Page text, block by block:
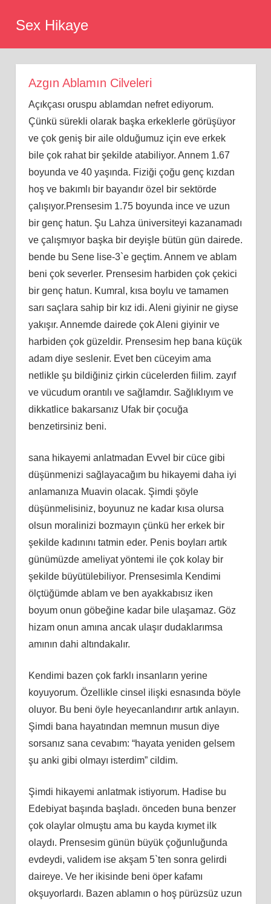
Sex Hikaye
Azgın Ablamın Cilveleri
Açıkçası oruspu ablamdan nefret ediyorum.
Çünkü sürekli olarak başka erkeklerle görüşüyor
ve çok geniş bir aile olduğumuz için eve erkek
bile çok rahat bir şekilde atabiliyor. Annem 1.67
boyunda ve 40 yaşında. Fiziği çoğu genç kızdan
hoş ve bakımlı bir bayandır özel bir sektörde
çalışıyor.Prensesim 1.75 boyunda ince ve uzun
bir genç hatun. Şu Lahza üniversiteyi kazanamadı
ve çalışmıyor başka bir deyişle bütün gün dairede.
bende bu Sene lise-3`e geçtim. Annem ve ablam
beni çok severler. Prensesim harbiden çok çekici
bir genç hatun. Kumral, kısa boylu ve tamamen
sarı saçlara sahip bir kız idi. Aleni giyinir ne giyse
yakışır. Annemde dairede çok Aleni giyinir ve
harbiden çok güzeldir. Prensesim hep bana küçük
adam diye seslenir. Evet ben cüceyim ama
netlikle şu bildiğiniz çirkin cücelerden fiilim. zayıf
ve vücudum orantılı ve sağlamdır. Sağlıklıyım ve
dikkatlice bakarsanız Ufak bir çocuğa
benzetirsiniz beni.
sana hikayemi anlatmadan Evvel bir cüce gibi
düşünmenizi sağlayacağım bu hikayemi daha iyi
anlamanıza Muavin olacak. Şimdi şöyle
düşünmelisiniz, boyunuz ne kadar kısa olursa
olsun moralinizi bozmayın çünkü her erkek bir
şekilde kadınını tatmin eder. Penis boyları artık
günümüzde ameliyat yöntemi ile çok kolay bir
şekilde büyütülebiliyor. Prensesimla Kendimi
ölçtüğümde ablam ve ben ayakkabısız iken
boyum onun göbeğine kadar bile ulaşamaz. Göz
hizam onun amına ancak ulaşır dudaklarımsa
amının dahi altındakalır.
Kendimi bazen çok farklı insanların yerine
koyuyorum. Özellikle cinsel ilişki esnasında böyle
oluyor. Bu beni öyle heyecanlandırır artık anlayın.
Şimdi bana hayatından memnun musun diye
sorsanız sana cevabım: “hayata yeniden gelsem
şu anki gibi olmayı isterdim” cildim.
Şimdi hikayemi anlatmak istiyorum. Hadise bu
Edebiyat başında başladı. önceden buna benzer
çok olaylar olmuştu ama bu kayda kıymet ilk
olaydı. Prensesim günün büyük çoğunluğunda
evdeydi, validem ise akşam 5`ten sonra gelirdi
daireye. Ve her ikisinde beni öper kafamı
okşuyorlardı. Bazen ablamın o hoş pürüzsüz uzun